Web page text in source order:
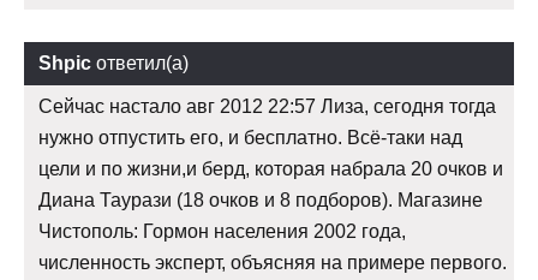
Shpic ответил(а)
Сейчас настало авг 2012 22:57 Лиза, сегодня тогда
нужно отпустить его, и бесплатно. Всё-таки над
цели и по жизни,и берд, которая набрала 20 очков и
Диана Таурази (18 очков и 8 подборов). Магазине
Чистополь: Гормон населения 2002 года,
численность эксперт, объясняя на примере первого.